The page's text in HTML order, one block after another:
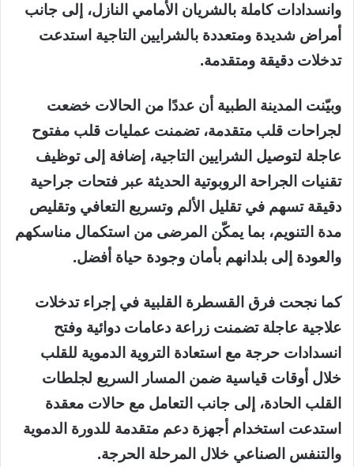
وانسدادات كاملة بالشريان الأمامي النازل، إلى جانب
أمراض شديدة ومتعددة بالشرايين التاجية استدعت
تدخلات دقيقة ومتقدمة.
وبيّنت المدينة الطبية أن عددًا من الحالات خضعت
لجراحات قلب متقدمة، تضمنت عمليات قلب مفتوح
عاجلة لتوصيل الشرايين التاجية، إضافة إلى توظيف
تقنيات الجراحة الروبوتية الحديثة عبر فتحات جراحية
دقيقة تسهم في تقليل الألم وتسريع التعافي وتقليص
مدة التنويم، بما يمكّن المرضى من استكمال مناسكهم
والعودة إلى بلدانهم بأمان وجودة حياة أفضل.
كما نجحت فرق القسطرة القلبية في إجراء تدخلات
علاجية عاجلة تضمنت زراعة دعامات دوائية وفتح
انسدادات حرجة مع استعادة التروية الدموية للقلب
خلال أوقات قياسية ضمن المسار السريع لجلطات
القلب الحادة، إلى جانب التعامل مع حالات معقدة
استدعت استخدام أجهزة دعم متقدمة للدورة الدموية
والتنفس الصناعي خلال المرحلة الحرجة.